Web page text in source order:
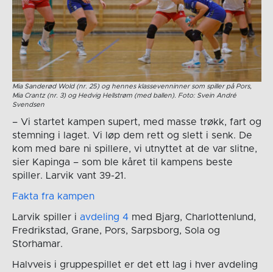
Mia Sanderød Wold (nr. 25) og hennes klassevenninner som spiller på Pors,
Mia Crantz (nr. 3) og Hedvig Hellstrøm (med ballen). Foto: Svein André
Svendsen
– Vi startet kampen supert, med masse trøkk, fart og
stemning i laget. Vi løp dem rett og slett i senk. De
kom med bare ni spillere, vi utnyttet at de var slitne,
sier Kapinga – som ble kåret til kampens beste
spiller. Larvik vant 39-21.
Fakta fra kampen
Larvik spiller i avdeling 4med Bjarg, Charlottenlund,
Fredrikstad, Grane, Pors, Sarpsborg, Sola og
Storhamar.
Halvveis i gruppespillet er det ett lag i hver avdeling